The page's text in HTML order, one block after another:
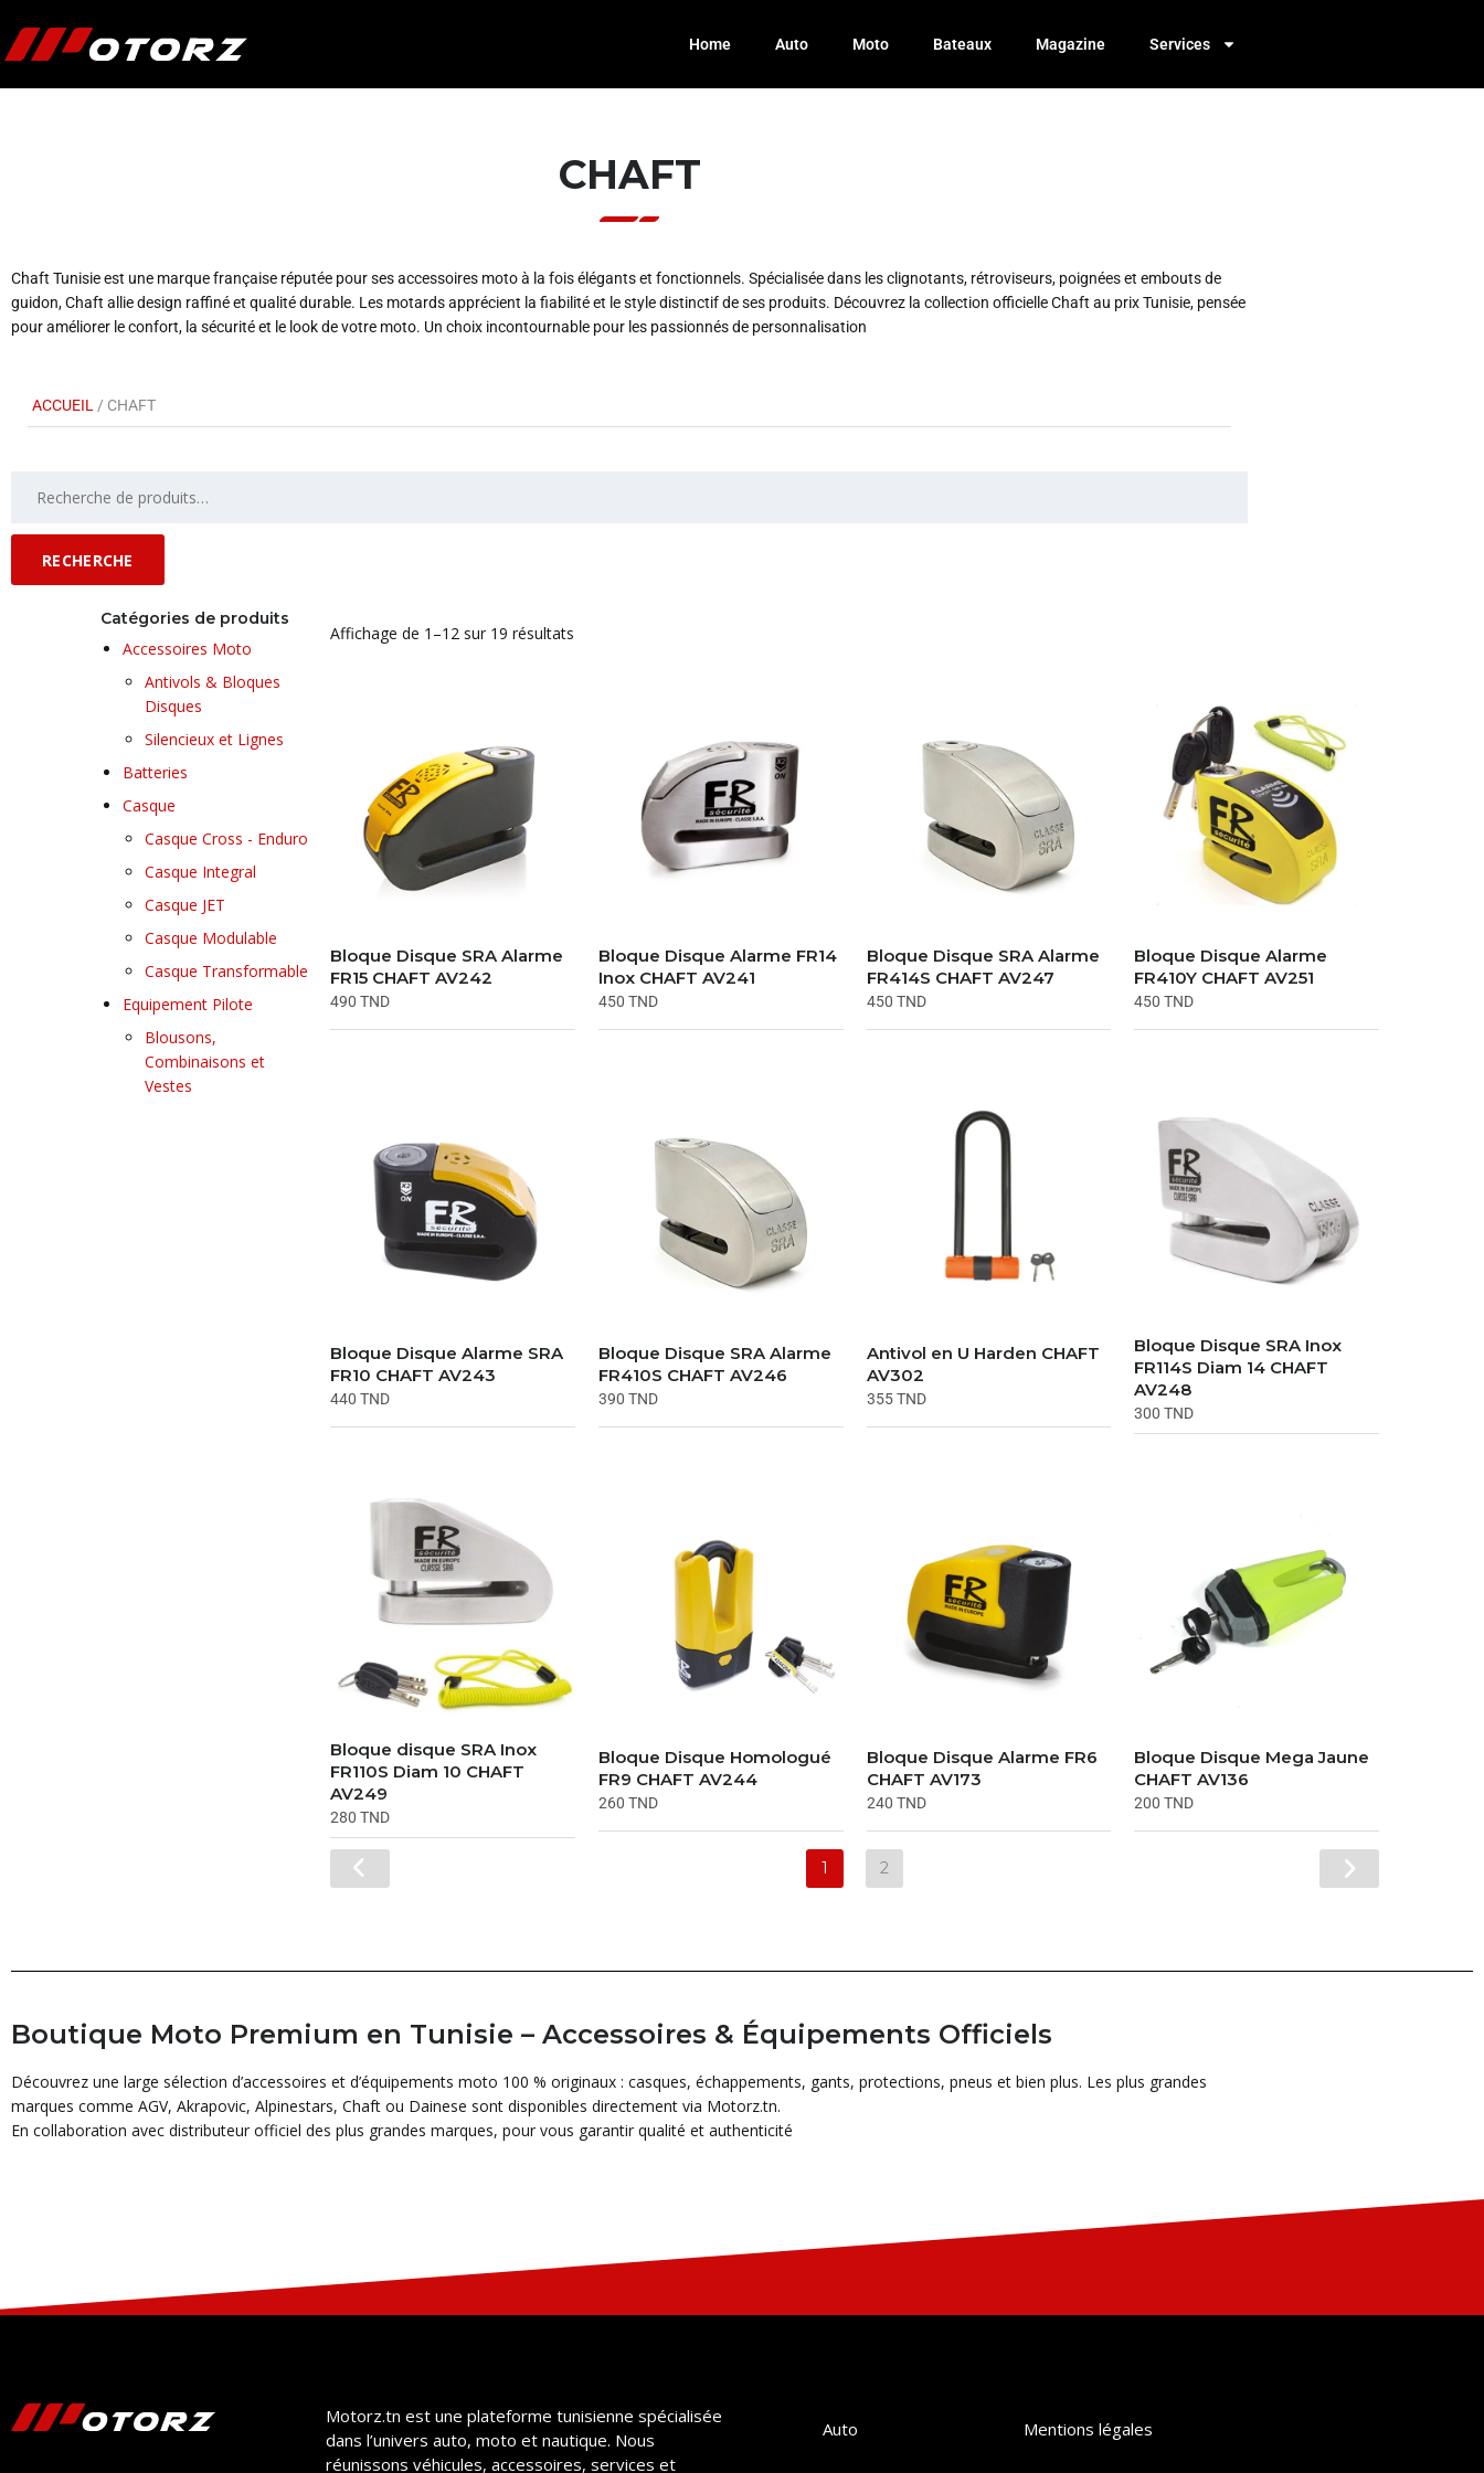
Home Auto Moto Bateaux Magazine Services
CHAFT
Chaft Tunisie est une marque française réputée pour ses accessoires moto à la fois élégants et fonctionnels. Spécialisée dans les clignotants, rétroviseurs, poignées et embouts de
guidon, Chaft allie design raffiné et qualité durable. Les motards apprécient la fiabilité et le style distinctif de ses produits. Découvrez la collection officielle Chaft au prix Tunisie, pensée
pour améliorer le confort, la sécurité et le look de votre moto. Un choix incontournable pour les passionnés de personnalisation
ACCUEIL / CHAFT
RECHERCHE
Catégories de produits
Accessoires Moto
Antivols & Bloques
Disques
Silencieux et Lignes
Batteries
Casque
Casque Cross - Enduro
Casque Integral
Casque JET
Casque Modulable
Casque Transformable
Equipement Pilote
Blousons,
Combinaisons et
Vestes
Affichage de 1–12 sur 19 résultats
Bloque Disque SRA Alarme
FR15 CHAFT AV242
490 TND
Bloque Disque Alarme FR14
Inox CHAFT AV241
450 TND
Bloque Disque SRA Alarme
FR414S CHAFT AV247
450 TND
Bloque Disque Alarme
FR410Y CHAFT AV251
450TND
Bloque Disque Alarme SRA
FR10 CHAFT AV243
440 TND
Bloque Disque SRA Alarme
FR410S CHAFT AV246
390 TND
Antivol en U Harden CHAFT
AV302
355TND
Bloque Disque SRA Inox
FR114S Diam 14 CHAFT
AV248
300TND
Bloque disque SRA Inox
FR110S Diam 10 CHAFT
AV249
280 TND
Bloque Disque Homologué
FR9 CHAFT AV244
260 TND
Bloque Disque Alarme FR6
CHAFT AV173
240 TND
Bloque Disque Mega Jaune
CHAFT AV136
200TND
1 2
Boutique Moto Premium en Tunisie – Accessoires & Équipements Officiels
Découvrez une large sélection d’accessoires et d’équipements moto 100 % originaux : casques, échappements, gants, protections, pneus et bien plus. Les plus grandes
marques comme AGV, Akrapovic, Alpinestars, Chaft ou Dainese sont disponibles directement via Motorz.tn.
En collaboration avec distributeur officiel des plus grandes marques, pour vous garantir qualité et authenticité
Motorz.tn est une plateforme tunisienne spécialisée
dans l’univers auto, moto et nautique. Nous
réunissons véhicules, accessoires, services et
Auto Mentions légales